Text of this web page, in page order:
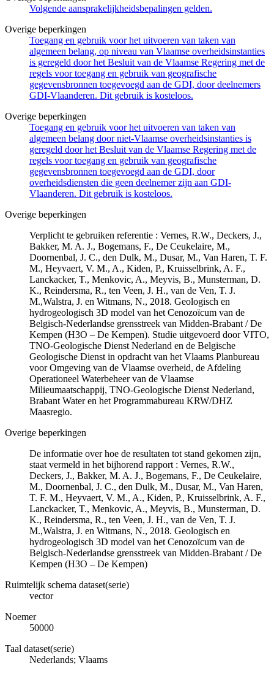
Volgende aansprakelijkheidsbepalingen gelden.
Overige beperkingen
Toegang en gebruik voor het uitvoeren van taken van
algemeen belang, op niveau van Vlaamse overheidsinstanties
is geregeld door het Besluit van de Vlaamse Regering met de
regels voor toegang en gebruik van geografische
gegevensbronnen toegevoegd aan de GDI, door deelnemers
GDI-Vlaanderen. Dit gebruik is kosteloos.
Overige beperkingen
Toegang en gebruik voor het uitvoeren van taken van
algemeen belang door niet-Vlaamse overheidsinstanties is
geregeld door het Besluit van de Vlaamse Regering met de
regels voor toegang en gebruik van geografische
gegevensbronnen toegevoegd aan de GDI, door
overheidsdiensten die geen deelnemer zijn aan GDI-
Vlaanderen. Dit gebruik is kosteloos.
Overige beperkingen
Verplicht te gebruiken referentie : Vernes, R.W., Deckers, J.,
Bakker, M. A. J., Bogemans, F., De Ceukelaire, M.,
Doornenbal, J. C., den Dulk, M., Dusar, M., Van Haren, T. F.
M., Heyvaert, V. M., A., Kiden, P., Kruisselbrink, A. F.,
Lanckacker, T., Menkovic, A., Meyvis, B., Munsterman, D.
K., Reindersma, R., ten Veen, J. H., van de Ven, T. J.
M.,Walstra, J. en Witmans, N., 2018. Geologisch en
hydrogeologisch 3D model van het Cenozoïcum van de
Belgisch-Nederlandse grensstreek van Midden-Brabant / De
Kempen (H3O – De Kempen). Studie uitgevoerd door VITO,
TNO-Geologische Dienst Nederland en de Belgische
Geologische Dienst in opdracht van het Vlaams Planbureau
voor Omgeving van de Vlaamse overheid, de Afdeling
Operationeel Waterbeheer van de Vlaamse
Milieumaatschappij, TNO-Geologische Dienst Nederland,
Brabant Water en het Programmabureau KRW/DHZ
Maasregio.
Overige beperkingen
De informatie over hoe de resultaten tot stand gekomen zijn,
staat vermeld in het bijhorend rapport : Vernes, R.W.,
Deckers, J., Bakker, M. A. J., Bogemans, F., De Ceukelaire,
M., Doornenbal, J. C., den Dulk, M., Dusar, M., Van Haren,
T. F. M., Heyvaert, V. M., A., Kiden, P., Kruisselbrink, A. F.,
Lanckacker, T., Menkovic, A., Meyvis, B., Munsterman, D.
K., Reindersma, R., ten Veen, J. H., van de Ven, T. J.
M.,Walstra, J. en Witmans, N., 2018. Geologisch en
hydrogeologisch 3D model van het Cenozoïcum van de
Belgisch-Nederlandse grensstreek van Midden-Brabant / De
Kempen (H3O – De Kempen)
Ruimtelijk schema dataset(serie)
vector
Noemer
50000
Taal dataset(serie)
Nederlands; Vlaams